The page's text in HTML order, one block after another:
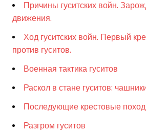
Причины гуситских войн.
движения.
Ход гуситских войн. Первый
против гуситов.
Военная тактика гуситов
Раскол в стане гуситов:
Последующие крестовые
Разгром гуситов